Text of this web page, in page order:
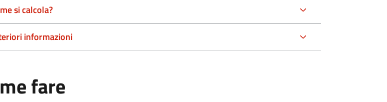
si calcola?
informazioni
fare